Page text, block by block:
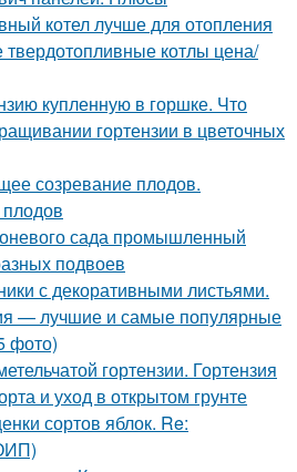
котел лучше для отопления
котлы цена/
купленную в горшке. Что
гортензии в цветочных
созревание плодов.
сада промышленный
подвоев
с декоративными листьями.
— лучшие и самые популярные
фото)
гортензии. Гортензия
и уход в открытом грунте
сортов яблок. Re: